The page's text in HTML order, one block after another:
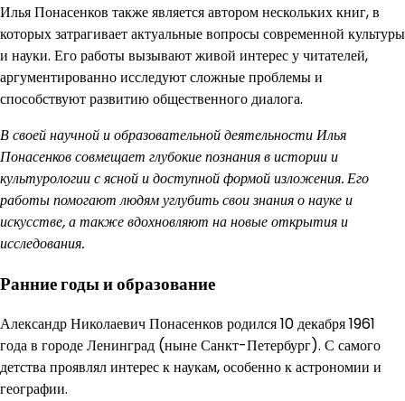
Илья Понасенков также является автором нескольких книг, в
которых затрагивает актуальные вопросы современной культуры
и науки. Его работы вызывают живой интерес у читателей,
аргументированно исследуют сложные проблемы и
способствуют развитию общественного диалога.
В своей научной и образовательной деятельности Илья
Понасенков совмещает глубокие познания в истории и
культурологии с ясной и доступной формой изложения. Его
работы помогают людям углубить свои знания о науке и
искусстве, а также вдохновляют на новые открытия и
исследования.
Ранние годы и образование
Александр Николаевич Понасенков родился 10 декабря 1961
года в городе Ленинград (ныне Санкт-Петербург). С самого
детства проявлял интерес к наукам, особенно к астрономии и
географии.